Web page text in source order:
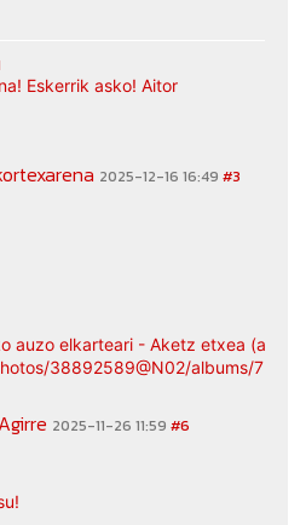
Eskerrik asko! Aitor
2025-12-16 16:49 #3
auzo elkarteari - Aketz etxea
38892589@N02/albums/
2025-11-26 11:59 #6